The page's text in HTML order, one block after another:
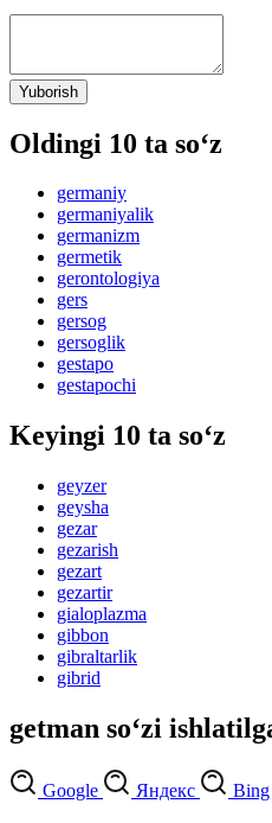
Yuborish
Oldingi 10 ta so‘z
germaniy
germaniyalik
germanizm
germetik
gerontologiya
gers
gersog
gersoglik
gestapo
gestapochi
Keyingi 10 ta so‘z
geyzer
geysha
gezar
gezarish
gezart
gezartir
gialoplazma
gibbon
gibraltarlik
gibrid
getman so‘zi
Google Яндекс Bing